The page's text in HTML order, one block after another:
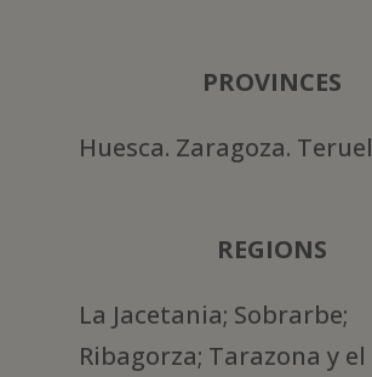
PROVINCES
Huesca. Zaragoza. Teruel
REGIONS
La Jacetania; Sobrarbe;
Ribagorza; Tarazona y el